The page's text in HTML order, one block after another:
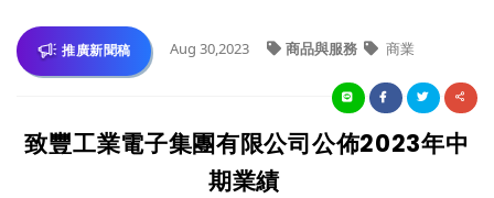
推廣新聞稿 Aug 30,2023 商品與服務 商業
致豐工業電子集團有限公司公佈2023年中
期業績